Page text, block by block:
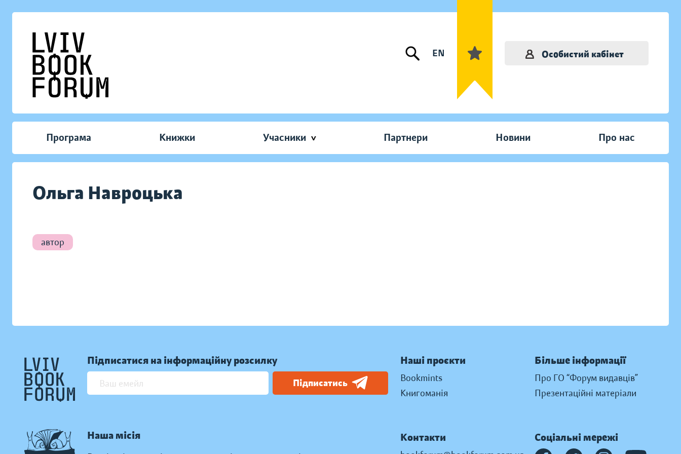
EN Особистий кабінет
Програма Книжки Учасники Партнери Новини Про нас
Ольга Навроцька
автор
Підписатися на інформаційну розсилку
Підписатись
Наша місія
Наші проєкти
Bookmints
Книгоманія
Більше інформації
Про ГО “Форум видавців”
Презентаційні матеріали
Контакти Соціальні мережі